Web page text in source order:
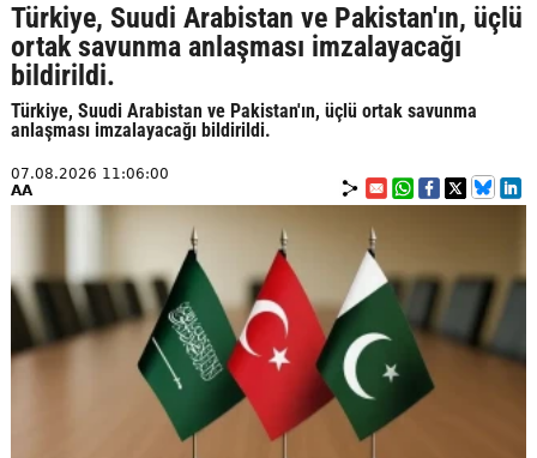
Türkiye, Suudi Arabistan ve Pakistan'ın, üçlü
ortak savunma anlaşması imzalayacağı
bildirildi.
Türkiye, Suudi Arabistan ve Pakistan'ın, üçlü ortak savunma
anlaşması imzalayacağı bildirildi.
07.08.2026 11:06:00
AA